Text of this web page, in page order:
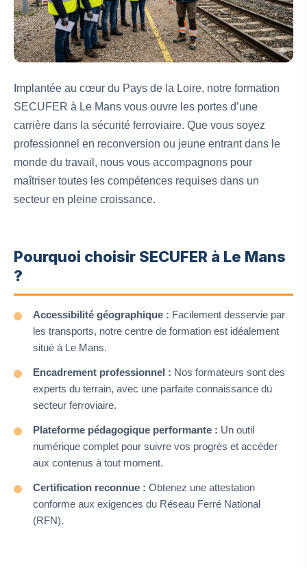
Implantée au cœur du Pays de la Loire, notre formation
SECUFER à Le Mans vous ouvre les portes d’une
carrière dans la sécurité ferroviaire. Que vous soyez
professionnel en reconversion ou jeune entrant dans le
monde du travail, nous vous accompagnons pour
maîtriser toutes les compétences requises dans un
secteur en pleine croissance.
Pourquoi choisir SECUFER à Le Mans
?
Accessibilité géographique : Facilement desservie par
les transports, notre centre de formation est idéalement
situé à Le Mans.
Encadrement professionnel : Nos formateurs sont des
experts du terrain, avec une parfaite connaissance du
secteur ferroviaire.
Plateforme pédagogique performante : Un outil
numérique complet pour suivre vos progrès et accéder
aux contenus à tout moment.
Certification reconnue : Obtenez une attestation
conforme aux exigences du Réseau Ferré National
(RFN).